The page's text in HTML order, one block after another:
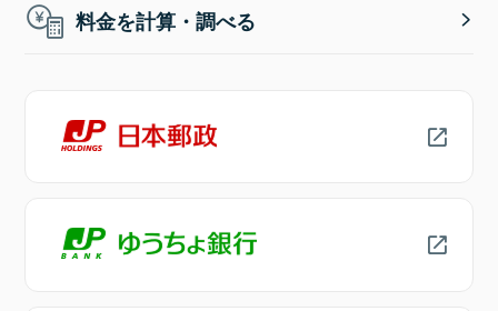
料金を計算・調べる